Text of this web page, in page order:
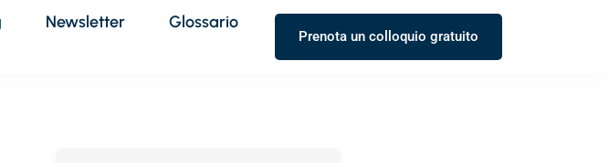
Newsletter Glossario
Prenota un colloquio gratuito